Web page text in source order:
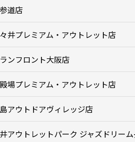
道店
井プレミアム・アウトレット店
ンフロント大阪店
場プレミアム・アウトレット店
アウトドアヴィレッジ店
アウトレットパーク ジャズドリー